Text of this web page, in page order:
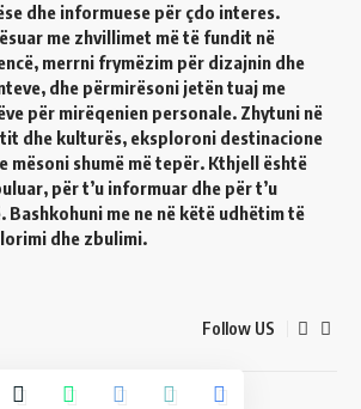
dhe informuese për çdo interes.
me zhvillimet më të fundit në
merrni frymëzim për dizajnin dhe
dhe përmirësoni jetën tuaj me
për mirëqenien personale. Zhytuni në
dhe kulturës, eksploroni destinacione
mësoni shumë më tepër. Kthjell është
për t’u informuar dhe për t’u
me ne në këtë udhëtim të
dhe zbulimi.
Follow US
Kthjell. All Rights Reserved.